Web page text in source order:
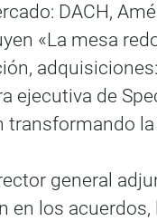
DACH,
«La mesa
ejecutiva de
transformando
general
en los